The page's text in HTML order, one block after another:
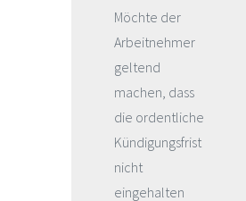
Möchte der
Arbeitnehmer
geltend
machen, dass
die ordentliche
Kündigungsfrist
nicht
eingehalten